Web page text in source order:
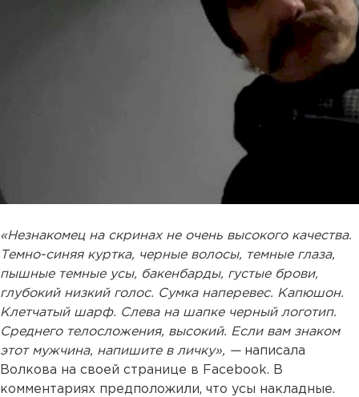
«Незнакомец на скринах не очень высокого качества.
Темно-синяя куртка, черные волосы, темные глаза,
пышные темные усы, бакенбарды, густые брови,
глубокий низкий голос. Сумка наперевес. Капюшон.
Клетчатый шарф. Слева на шапке черный логотип.
Среднего телосложения, высокий. Если вам знаком
этот мужчина, напишите в личку», —написала
Волкова на своей странице в Facebook. В
комментариях предположили, что усы накладные.